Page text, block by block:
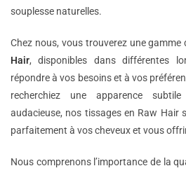
souplesse naturelles.
Chez nous, vous trouverez une gamme
Hair, disponibles dans différentes
répondre à vos besoins et à vos
recherchiez une apparence
audacieuse, nos tissages en Raw Hair
parfaitement à vos cheveux et vous
Nous comprenons l’importance de la